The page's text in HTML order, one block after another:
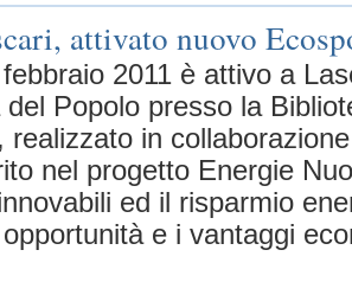
attivato nuovo
2011 è attivo a
Popolo presso la
realizzato in
nel progetto Energie
ed il risparmio
e i vantaggi